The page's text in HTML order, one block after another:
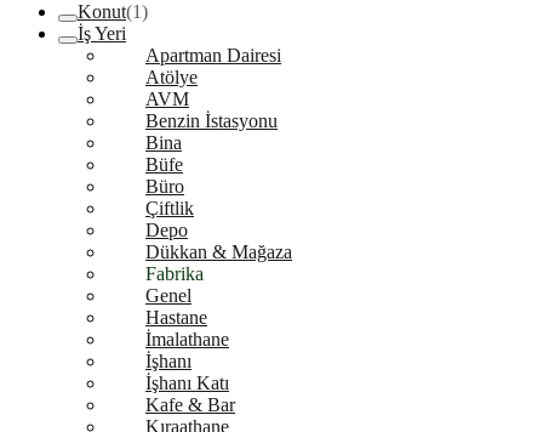
Konut(1)
İş Yeri
Apartman Dairesi
Atölye
AVM
Benzin İstasyonu
Bina
Büfe
Büro
Çiftlik
Depo
Dükkan & Mağaza
Fabrika
Genel
Hastane
İmalathane
İşhanı
İşhanı Katı
Kafe & Bar
Kıraathane